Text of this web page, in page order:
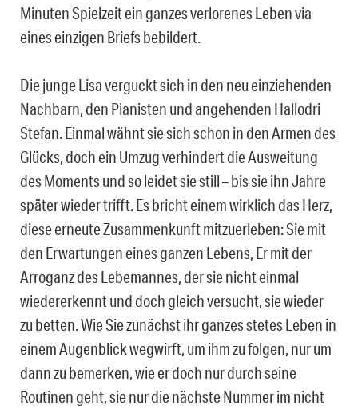
Minuten Spielzeit ein ganzes verlorenes Leben via
eines einzigen Briefs bebildert.
Die junge Lisa verguckt sich in den neu einziehenden
Nachbarn, den Pianisten und angehenden Hallodri
Stefan. Einmal wähnt sie sich schon in den Armen des
Glücks, doch ein Umzug verhindert die Ausweitung
des Moments und so leidet sie still – bis sie ihn Jahre
später wieder trifft. Es bricht einem wirklich das Herz,
diese erneute Zusammenkunft mitzuerleben: Sie mit
den Erwartungen eines ganzen Lebens, Er mit der
Arroganz des Lebemannes, der sie nicht einmal
wiedererkennt und doch gleich versucht, sie wieder
zu betten. Wie Sie zunächst ihr ganzes stetes Leben in
einem Augenblick wegwirft, um ihm zu folgen, nur um
dann zu bemerken, wie er doch nur durch seine
Routinen geht, sie nur die nächste Nummer im nicht